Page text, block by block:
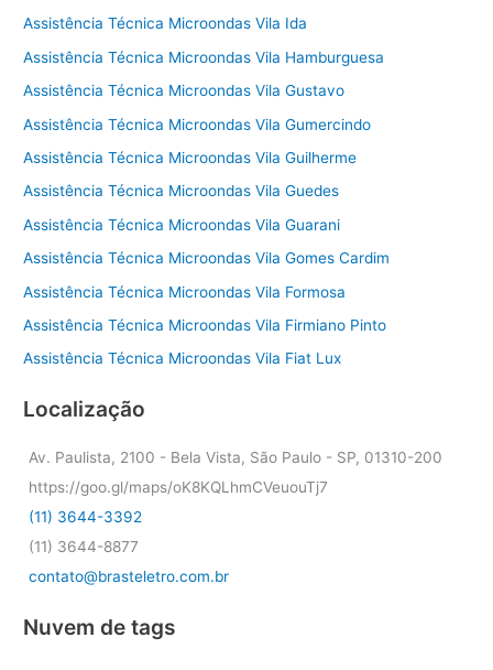
Assistência Técnica Microondas Vila Ida
Assistência Técnica Microondas Vila Hamburguesa
Assistência Técnica Microondas Vila Gustavo
Assistência Técnica Microondas Vila Gumercindo
Assistência Técnica Microondas Vila Guilherme
Assistência Técnica Microondas Vila Guedes
Assistência Técnica Microondas Vila Guarani
Assistência Técnica Microondas Vila Gomes Cardim
Assistência Técnica Microondas Vila Formosa
Assistência Técnica Microondas Vila Firmiano Pinto
Assistência Técnica Microondas Vila Fiat Lux
Localização
Av. Paulista, 2100 - Bela Vista, São Paulo - SP, 01310-200
https://goo.gl/maps/oK8KQLhmCVeuouTj7
(11) 3644-3392
(11) 3644-8877
contato@brasteletro.com.br
Nuvem de tags